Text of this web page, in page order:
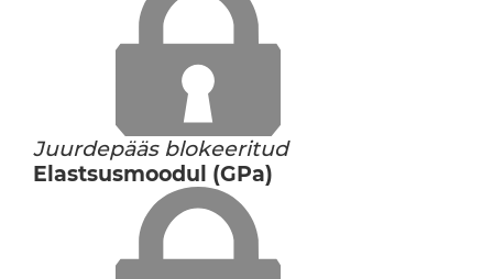
Juurdepääs blokeeritud
Elastsusmoodul (GPa)